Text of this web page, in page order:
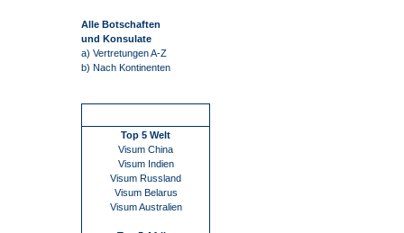
Alle Botschaften
und Konsulate
a) Vertretungen A-Z
b) Nach Kontinenten
Top 5 Welt
Visum China
Visum Indien
Visum Russland
Visum Belarus
Visum Australien